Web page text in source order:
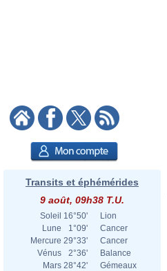
Transits et éphémérides
9 août, 09h38 T.U.
Soleil 16°50'
Lion
Lune
1°09'
Cancer
Mercure 29°33'
Cancer
Vénus
2°36'
Balance
Mars 28°42'
Gémeaux